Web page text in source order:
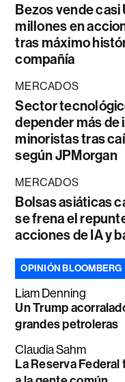
Bezos vende
millones en
tras máximo
compañía
MERCADOS
Sector
depender más de
minoristas tras
según JPMorgan
MERCADOS
Bolsas asiáticas
se frena el
acciones de IA y
OPINIÓN BLOOMBERG
Liam Denning
Un Trump
grandes petroleras
Claudia Sahm
La Reserva